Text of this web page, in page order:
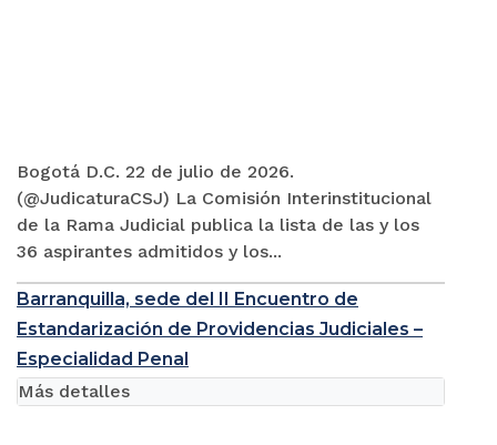
Bogotá D.C. 22 de julio de 2026.
(@JudicaturaCSJ) La Comisión Interinstitucional
de la Rama Judicial publica la lista de las y los
36 aspirantes admitidos y los...
Barranquilla, sede del II Encuentro de
Estandarización de Providencias Judiciales –
Especialidad Penal
Más detalles